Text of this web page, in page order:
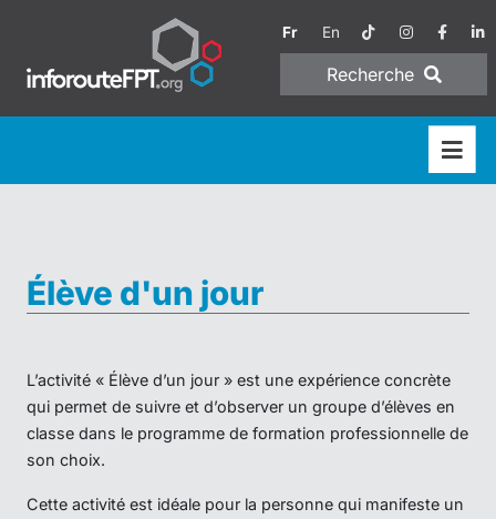
Fr En
Recherche
Élève d'un jour
L’activité « Élève d’un jour » est une expérience concrète
qui permet de suivre et d’observer un groupe d’élèves en
classe dans le programme de formation professionnelle de
son choix.
Cette activité est idéale pour la personne qui manifeste un